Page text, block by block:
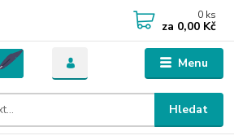
Menu
Hledat
0 ks
za 0,00 Kč